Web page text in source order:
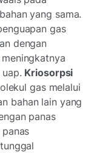
yang sama.
gas
dengan
Kriosorpsi
gas melalui
bahan lain yang
panas